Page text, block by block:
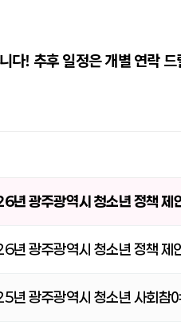
다! 추후 일정은 개별 연락
년 광주광역시 청소년 정책 제
년 광주광역시 청소년 정책 제
년 광주광역시 청소년 사회참